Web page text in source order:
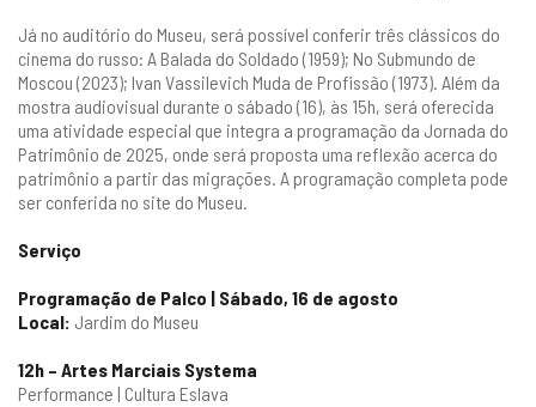
Já no auditório do Museu, será possível conferir três clássicos do
cinema do russo: A Balada do Soldado (1959); No Submundo de
Moscou (2023); Ivan Vassilevich Muda de Profissão (1973). Além da
mostra audiovisual durante o sábado (16), às 15h, será oferecida
uma atividade especial que integra a programação da Jornada do
Patrimônio de 2025, onde será proposta uma reflexão acerca do
patrimônio a partir das migrações. A programação completa pode
ser conferida no site do Museu.
Serviço
Programação de Palco | Sábado, 16 de agosto
Local: Jardim do Museu
12h – Artes Marciais Systema
Performance | Cultura Eslava